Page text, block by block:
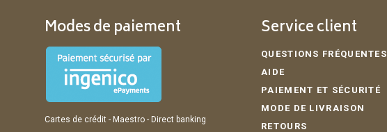
Modes de paiement
Cartes de crédit - Maestro - Direct banking
Service client
QUESTIONS FRÉQUENTES
AIDE
PAIEMENT ET SÉCURITÉ
MODE DE LIVRAISON
RETOURS